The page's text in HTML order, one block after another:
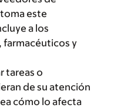
este
a los
farmacéuticos y
tareas o
de su atención
cómo lo afecta